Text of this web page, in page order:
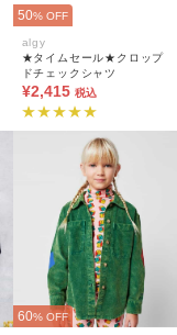
50% OFF
algy
★タイムセール★クロップ
ドチェックシャツ
¥2,415 税込
60% OFF